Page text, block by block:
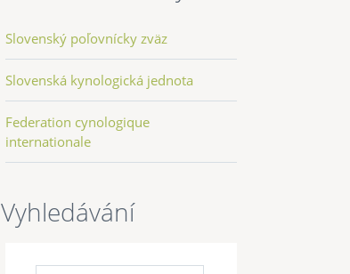
Slovenský poľovnícky zväz
Slovenská kynologická jednota
Federation cynologique
internationale
Vyhledávání